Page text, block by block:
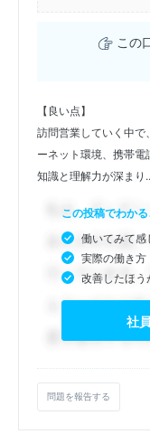
この
【良い点】
訪問営業していく中で
ーネット環境、携帯
知識と理解力が深まり
この投稿でわかる
働いてみて感
実際の働き方
改善したほう
社
問題を報告する